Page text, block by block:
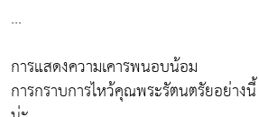
...
การแสดงความเคารพนอบน้อม
การกราบการไหว้คุณพระรัตนตรัยอย่างนี้